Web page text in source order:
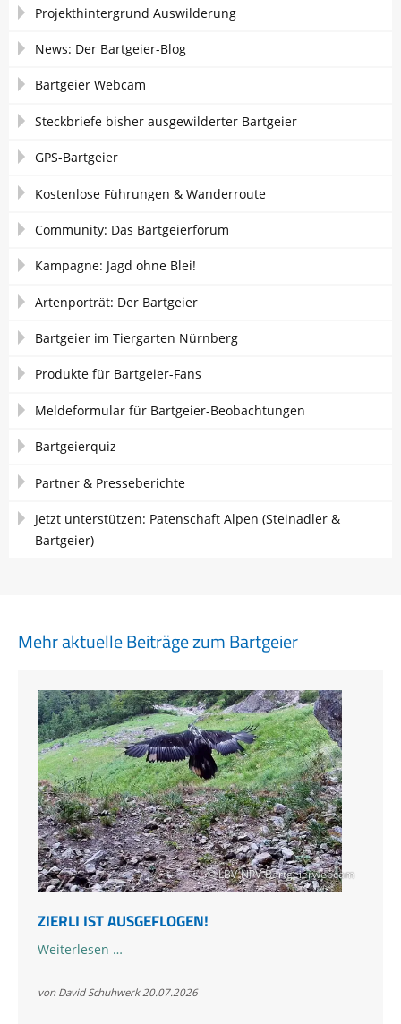
Navigation
Projekthintergrund Auswilderung
News: Der Bartgeier-Blog
Bartgeier Webcam
Steckbriefe bisher ausgewilderter Bartgeier
GPS-Bartgeier
Kostenlose Führungen & Wanderroute
Community: Das Bartgeierforum
Kampagne: Jagd ohne Blei!
Artenporträt: Der Bartgeier
Bartgeier im Tiergarten Nürnberg
Produkte für Bartgeier-Fans
Meldeformular für Bartgeier-Beobachtungen
Bartgeierquiz
Partner & Presseberichte
Jetzt unterstützen: Patenschaft Alpen (Steinadler &
Bartgeier)
Mehr aktuelle Beiträge zum Bartgeier
© LBV-NPV-Bartgeierwebcam
ZIERLI IST AUSGEFLOGEN!
Weiterlesen …Zierli
ausgeflogen!
von David Schuhwerk 20.07.2026